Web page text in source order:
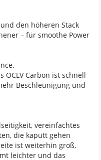
den höheren Stack
– für smoothe Power
OCLV Carbon ist schnell
Beschleunigung und
vereinfachtes
die kaputt gehen
ist weiterhin groß,
leichter und das